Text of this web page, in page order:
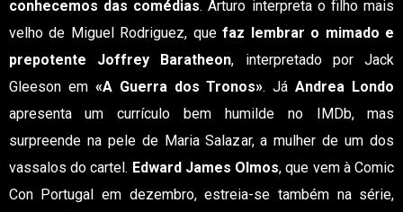
conhecemos das comédias. Arturo interpreta o filho mais
velho de Miguel Rodriguez, quefaz lembrar o mimado e
prepotente Joffrey Baratheon, interpretado por Jack
Gleeson em «A Guerra dos Tronos». JáAndrea Londo
apresenta um currículo bem humilde no IMDb, mas
surpreende na pele de Maria Salazar, a mulher de um dos
vassalos do cartel. Edward James Olmos, que vem à Comic
Con Portugal em dezembro, estreia-se também na série,